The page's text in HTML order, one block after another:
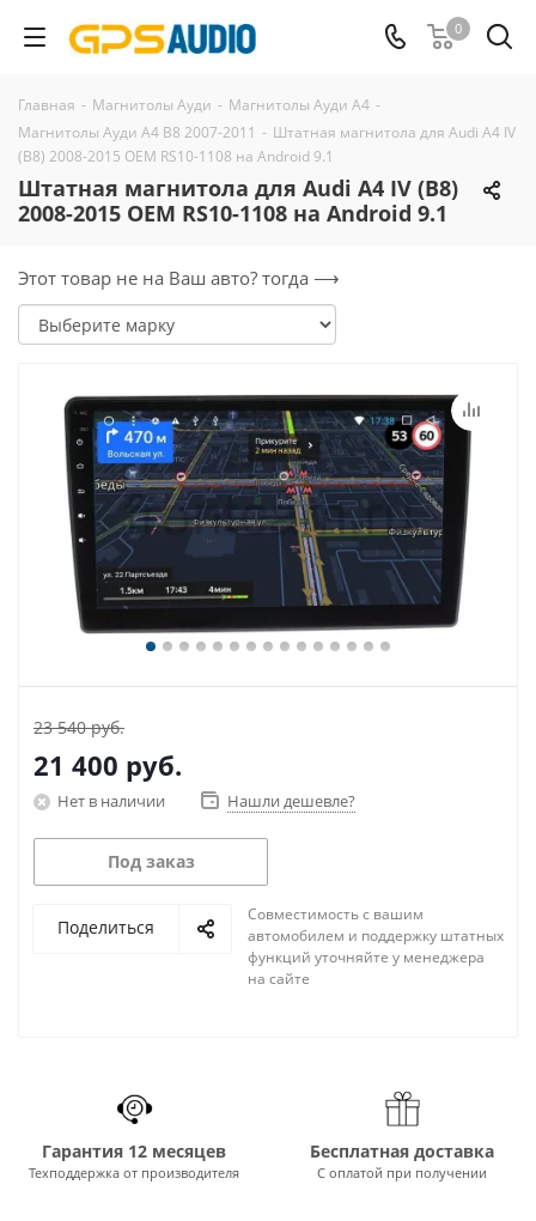
0
Главная - Магнитолы Ауди - Магнитолы Ауди А4 -
Магнитолы Ауди A4 B8 2007-2011 - Штатная магнитола для Audi A4 IV
(B8) 2008-2015 OEM RS10-1108 на Android 9.1
Штатная магнитола для Audi A4 IV (B8)
2008-2015 OEM RS10-1108 на Android 9.1
Этот товар не на Ваш авто? тогда ⟶
23 540 руб.
21 400 руб.
Нет в наличии Нашли дешевле?
Под заказ
Поделиться
Совместимость с вашим
автомобилем и поддержку штатных
функций уточняйте у менеджера
на сайте
Гарантия 12 месяцев
Техподдержка от производителя
Бесплатная доставка
С оплатой при получении